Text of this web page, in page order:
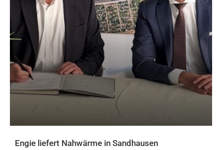
Engie liefert Nahwärme in Sandhausen